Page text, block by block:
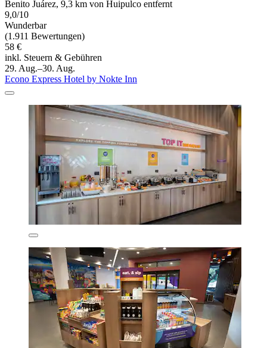
Benito Juárez, 9,3 km von Huipulco entfernt
9,0/10
Wunderbar
(1.911 Bewertungen)
58 €
inkl. Steuern & Gebühren
29. Aug.–30. Aug.
Econo Express Hotel by Nokte Inn